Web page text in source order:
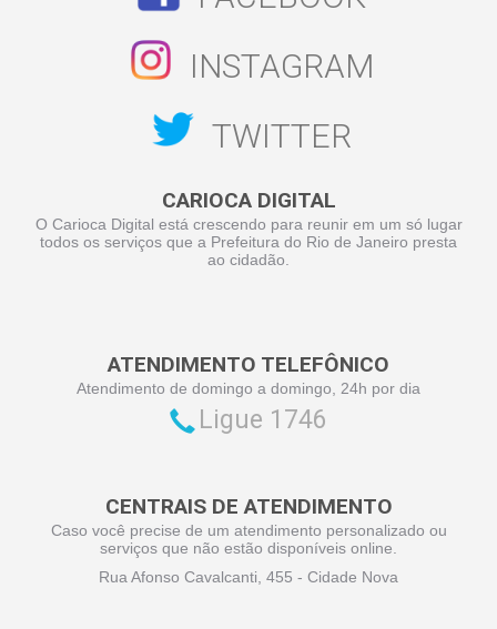
INSTAGRAM
TWITTER
CARIOCA DIGITAL
O Carioca Digital está crescendo para reunir em um só lugar
todos os serviços que a Prefeitura do Rio de Janeiro presta
ao cidadão.
ATENDIMENTO TELEFÔNICO
Atendimento de domingo a domingo, 24h por dia
Ligue 1746
CENTRAIS DE ATENDIMENTO
Caso você precise de um atendimento personalizado ou
serviços que não estão disponíveis online.
Rua Afonso Cavalcanti, 455 - Cidade Nova